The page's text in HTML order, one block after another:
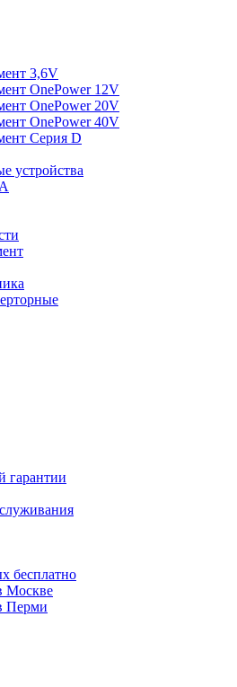
3,6V
OnePower 12V
OnePower 20V
OnePower 40V
Серия D
устройства
гарантии
бесплатно
Москве
Перми